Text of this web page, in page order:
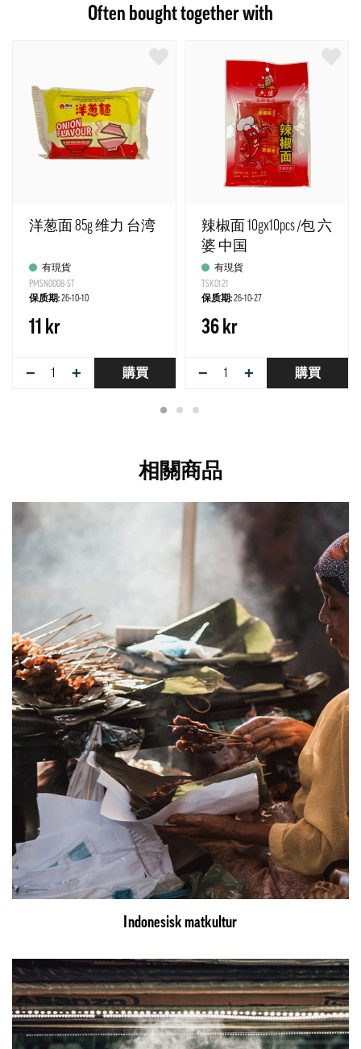
Often bought together with
洋葱面 85g 维力 台湾
有現貨
PMSN0008-ST
保质期:26-10-10
11 kr
− + 購買
辣椒面 10gx10pcs /包 六
婆 中国
有現貨
TSK0121
保质期:26-10-27
36 kr
− + 購買
相關商品
Indonesisk matkultur